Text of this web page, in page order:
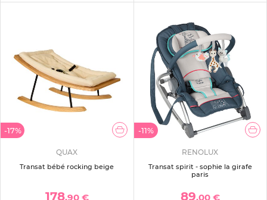
-17%
QUAX
Transat bébé rocking beige
178,90 €
-11%
RENOLUX
Transat spirit - sophie la girafe
paris
89,00 €